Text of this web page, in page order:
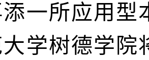
一所应用型
学树德学院